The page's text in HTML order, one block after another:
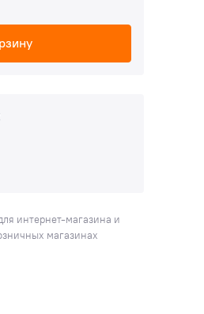
интернет-магазина и
магазинах